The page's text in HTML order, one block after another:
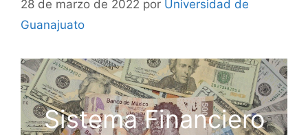
28 de marzo de 2022 por Universidad de
Guanajuato
Sistema Financiero